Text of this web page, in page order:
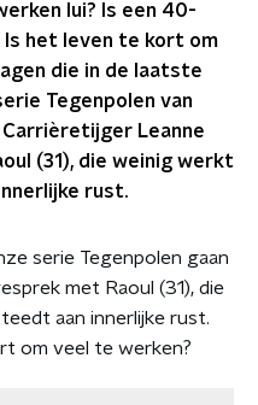
lui? Is een 40-
Is het leven te kort om
die in de laatste
Tegenpolen van
Carrièretijger Leanne
(31), die weinig werkt
rust.
serie Tegenpolen gaan
met Raoul (31), die
aan innerlijke rust.
om veel te werken?